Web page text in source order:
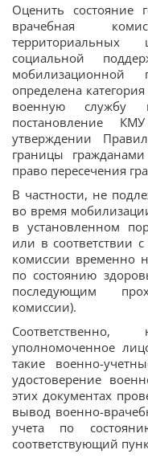
Оценить состояние
врачебная
социальной
мобилизационной
определена
военную службу
постановление
утверждении
границы
право пересечения
В частности, не
во время
в установленном
или в соответствии
комиссии временно
по состоянию
последующим
комиссии).
уполномоченное
такие военно-
удостоверение
этих документах
вывод военно-
учета по
соответствующий